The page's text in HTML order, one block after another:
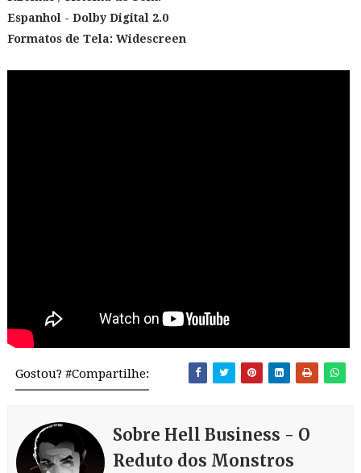
Espanhol - Dolby Digital 2.0
Formatos de Tela: Widescreen
Gostou? #Compartilhe:
Sobre Hell Business - O
Reduto dos Monstros